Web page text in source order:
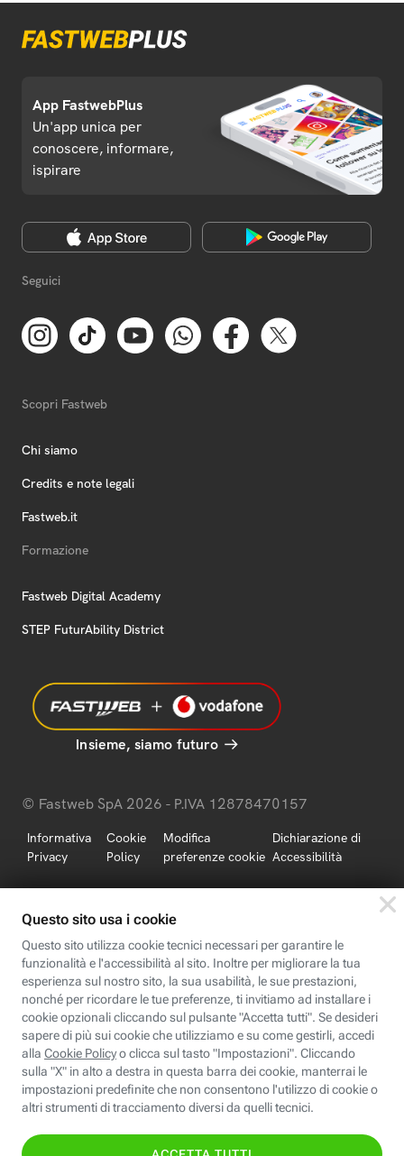
App FastwebPlus
Un'app unica per
conoscere, informare,
ispirare
Seguici
Scopri Fastweb
Chi siamo
Credits e note legali
Fastweb.it
Formazione
Fastweb Digital Academy
STEP FuturAbility District
Insieme, siamo futuro
© Fastweb SpA 2026 - P.IVA 12878470157
Informativa
Privacy
Cookie
Policy
Modifica
preferenze cookie
Dichiarazione di
Accessibilità